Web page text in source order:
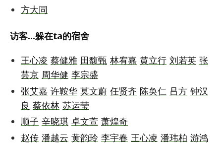
方大同
访客...躲在ta的宿舍
王心凌 蔡健雅 田馥甄 林宥嘉 黄立行 刘若英 张
芸京 周华健 李宗盛
张艾嘉 许鞍华 莫文蔚 任贤齐 陈奂仁 吕方 钟汉
良 蔡依林 苏运莹
顺子 辛晓琪 卓文萱 萧煌奇
赵传 潘越云 黄韵玲 李宇春 王心凌 潘玮柏 游鸿